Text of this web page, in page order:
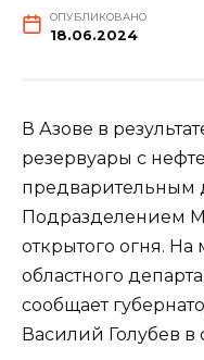
ОПУБЛИКОВАНО
18.06.2024
В Азове в
резервуары с
предварительным
Подразделением
открытого огня. На
областного
сообщает
Василий Голубев в